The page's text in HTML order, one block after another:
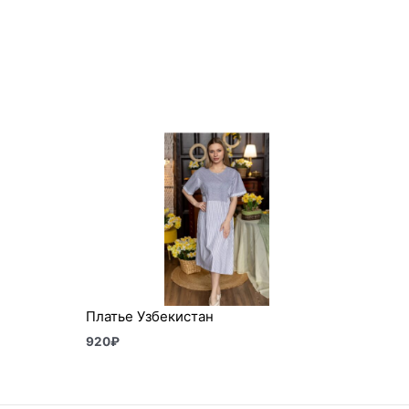
Платье Узбекистан
920₽